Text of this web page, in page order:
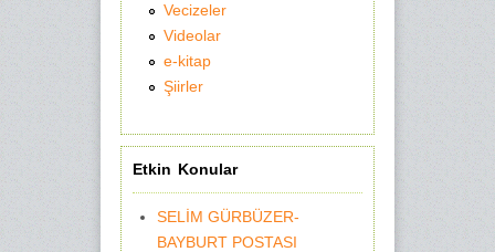
Vecizeler
Videolar
e-kitap
Şiirler
Etkin Konular
SELİM GÜRBÜZER-
BAYBURT POSTASI